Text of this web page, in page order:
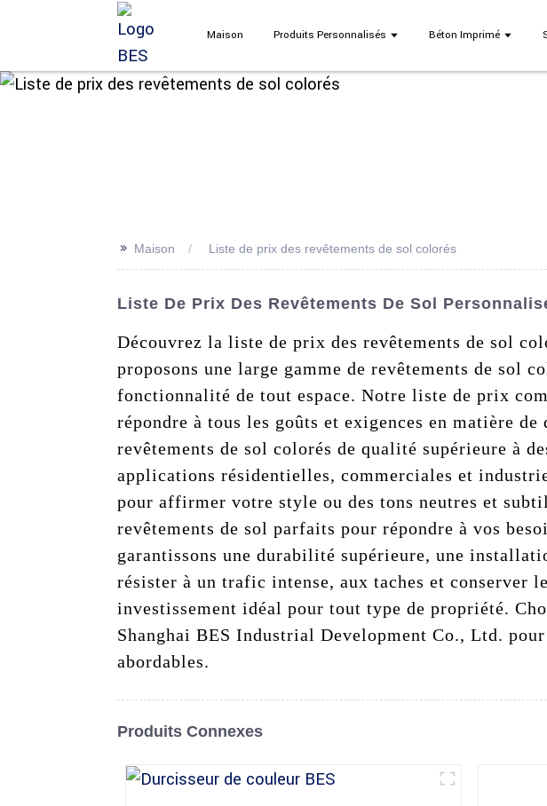
Maison Produits Personnalisés Béton Imprimé
>> Maison Liste de prix des revêtements de sol colorés
Liste De Prix Des Revêtements De Sol
Découvrez la liste de prix des revêtements de sol
proposons une large gamme de revêtements de sol
fonctionnalité de tout espace. Notre liste de prix
répondre à tous les goûts et exigences en matière
revêtements de sol colorés de qualité supérieure à
applications résidentielles, commerciales et
pour affirmer votre style ou des tons neutres et
revêtements de sol parfaits pour répondre à vos
garantissons une durabilité supérieure, une
résister à un trafic intense, aux taches et conserver
investissement idéal pour tout type de propriété.
Shanghai BES Industrial Development Co., Ltd.
abordables.
Produits Connexes